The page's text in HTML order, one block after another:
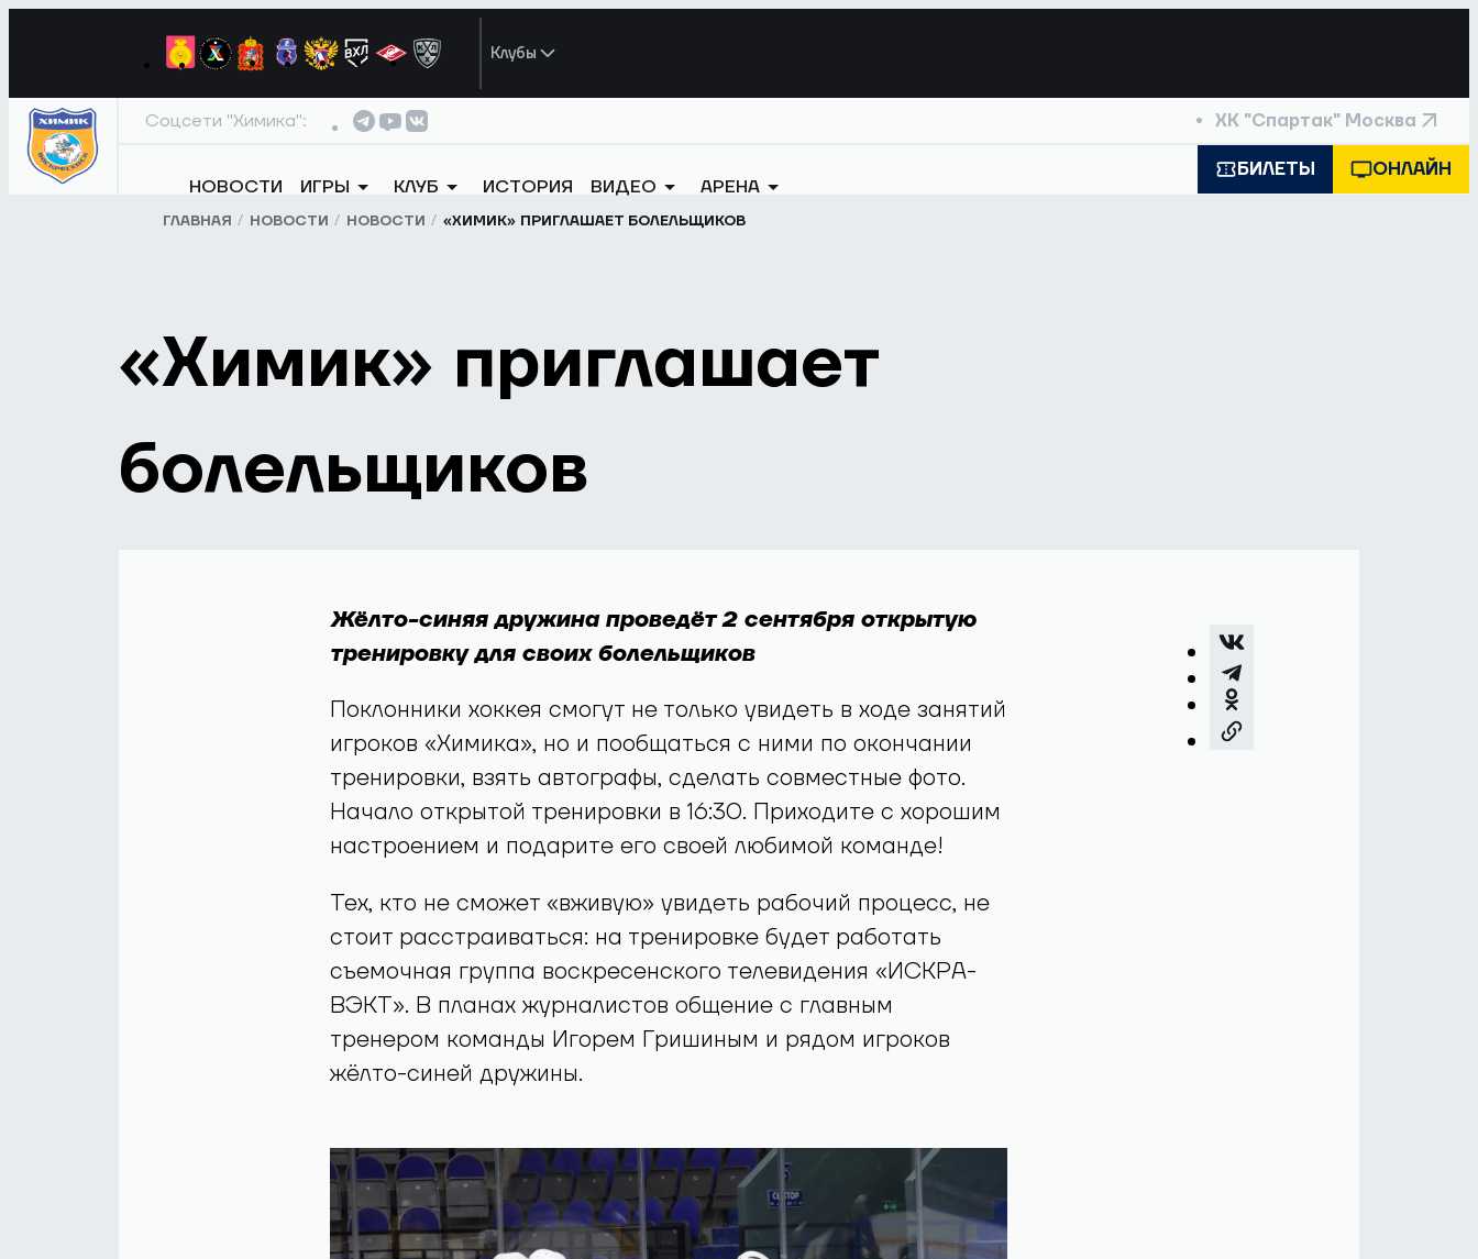
Клубы
Соцсети "Химика": ХК "Спартак" Москва
НОВОСТИ ИГРЫ КЛУБ ИСТОРИЯ ВИДЕО АРЕНА
БИЛЕТЫ ОНЛАЙН
ГЛАВНАЯ НОВОСТИ НОВОСТИ «ХИМИК» ПРИГЛАШАЕТ БОЛЕЛЬЩИКОВ
«Химик» приглашает
болельщиков
Жёлто-синяя дружина проведёт 2 сентября открытую
тренировку для своих болельщиков
Поклонники хоккея смогут не только увидеть в ходе занятий
игроков «Химика», но и пообщаться с ними по окончании
тренировки, взять автографы, сделать совместные фото.
Начало открытой тренировки в 16:30. Приходите с хорошим
настроением и подарите его своей любимой команде!
Тех, кто не сможет «вживую» увидеть рабочий процесс, не
стоит расстраиваться: на тренировке будет работать
съемочная группа воскресенского телевидения «ИСКРА-
ВЭКТ». В планах журналистов общение с главным
тренером команды Игорем Гришиным и рядом игроков
жёлто-синей дружины.